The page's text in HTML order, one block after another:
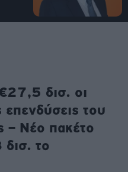
δισ. οι
του
– Νέο πακέτο
το